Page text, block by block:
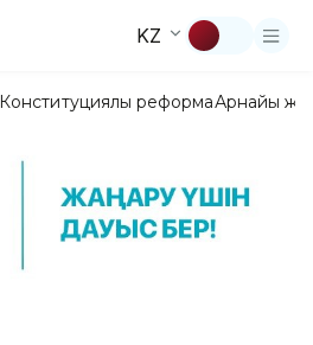
KZ
Конституциялық реформаАрнайы